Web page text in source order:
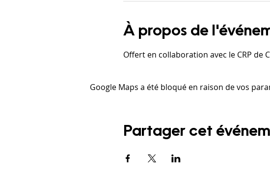
À propos de
Offert en collaboration avec le CRP de
Google Maps a été bloqué en raison de vos
Partager cet